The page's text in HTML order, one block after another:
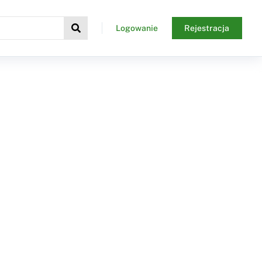
Logowanie Rejestracja